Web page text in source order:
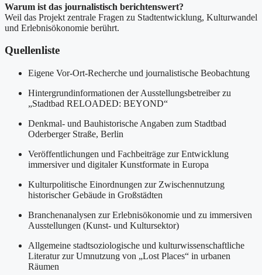
Warum ist das journalistisch berichtenswert?
Weil das Projekt zentrale Fragen zu Stadtentwicklung, Kulturwandel
und Erlebnisökonomie berührt.
Quellenliste
Eigene Vor-Ort-Recherche und journalistische Beobachtung
Hintergrundinformationen der Ausstellungsbetreiber zu
„Stadtbad RELOADED: BEYOND“
Denkmal- und Bauhistorische Angaben zum Stadtbad
Oderberger Straße, Berlin
Veröffentlichungen und Fachbeiträge zur Entwicklung
immersiver und digitaler Kunstformate in Europa
Kulturpolitische Einordnungen zur Zwischennutzung
historischer Gebäude in Großstädten
Branchenanalysen zur Erlebnisökonomie und zu immersiven
Ausstellungen (Kunst- und Kultursektor)
Allgemeine stadtsoziologische und kulturwissenschaftliche
Literatur zur Umnutzung von „Lost Places“ in urbanen
Räumen